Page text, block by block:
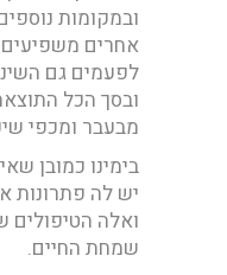
ובמקומות
אחרים
לפעמים גם
ובסך הכל
מבעבר ומכפי
בימינו כמובן
יש לה פתרונות
ואלה הטיפולים
שמחת החיים.